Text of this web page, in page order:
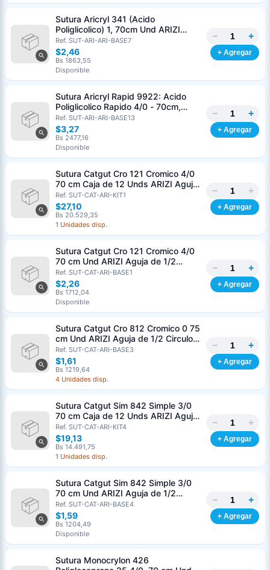
Sutura Aricryl 341 (Acido
Poliglicolico) 1, 70cm Und ARIZI
Aguja de 1/2 Circulo Punta Conica
36mm
Ref. SUT-ARI-ARI-BASE7
$2,46
Bs 1863,55
Disponible
− +
+ Agregar
Sutura Aricryl Rapid 9922: Acido
Poliglicolico Rapido 4/0 - 70cm,
aguja de 3/8 Corte Inverso 19mm
Und ARIZI Absorbible
Ref. SUT-ARI-ARI-BASE13
$3,27
Bs 2477,16
Disponible
− +
+ Agregar
Sutura Catgut Cro 121 Cromico 4/0
70 cm Caja de 12 Unds ARIZI Aguja
de 1/2 Circulo Punta Conica 26 mm
Ref. SUT-CAT-ARI-KIT1
$27,10
Bs 20.529,35
1 Unidades disp.
− +
+ Agregar
Sutura Catgut Cro 121 Cromico 4/0
70 cm Und ARIZI Aguja de 1/2
Circulo Punta Conica 26 mm
Ref. SUT-CAT-ARI-BASE1
$2,26
Bs 1712,04
Disponible
− +
+ Agregar
Sutura Catgut Cro 812 Cromico 0 75
cm Und ARIZI Aguja de 1/2 Circulo
Punta Conica 37 mm
Ref. SUT-CAT-ARI-BASE3
$1,61
Bs 1219,64
4 Unidades disp.
− +
+ Agregar
Sutura Catgut Sim 842 Simple 3/0
70 cm Caja de 12 Unds ARIZI Aguja
de 1/2 Circulo Punta Conica 36 mm
Ref. SUT-CAT-ARI-KIT4
$19,13
Bs 14.491,75
1 Unidades disp.
− +
+ Agregar
Sutura Catgut Sim 842 Simple 3/0
70 cm Und ARIZI Aguja de 1/2
Circulo Punta Conica 36 mm
Ref. SUT-CAT-ARI-BASE4
$1,59
Bs 1204,49
Disponible
− +
+ Agregar
Sutura Monocrylon 426